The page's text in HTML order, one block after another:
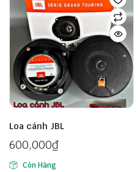
Loa cánh JBL
600,000₫
Còn Hàng